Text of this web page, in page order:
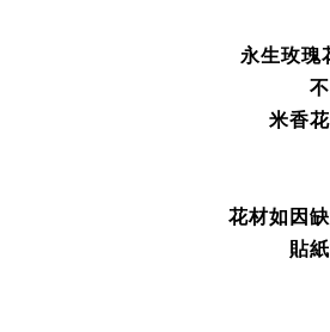
永生玫瑰
米香花
花材如因
貼